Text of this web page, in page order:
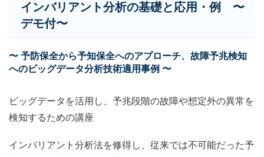
インバリアント分析の基礎と応用・例 〜
デモ付〜
〜 予防保全から予知保全へのアプローチ、故障予兆検知
へのビッグデータ分析技術適用事例 〜
ビッグデータを活用し、予兆段階の故障や想定外の異常を
検知するための講座
インバリアント分析法を修得し、従来では不可能だった予